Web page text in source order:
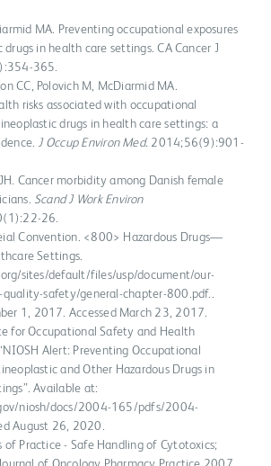
MA. Preventing occupational exposures
in health care settings. CA Cancer J
365.
CC, Polovich M, McDiarmid MA.
risks associated with occupational
drugs in health care settings: a
J Occup Environ Med. 2014;56(9):901-
Cancer morbidity among Danish female
Scand J Work Environ
26.
Convention. <800> Hazardous Drugs—
Settings.
sites/default/files/usp/document/our-
quality-safety/general-chapter-800.pdf..
1, 2017. Accessed March 23, 2017.
for Occupational Safety and Health
Alert: Preventing Occupational
and Other Hazardous Drugs in
Available at:
niosh/docs/2004-165/pdfs/2004-
August 26, 2020.
of Practice - Safe Handling of Cytotoxics;